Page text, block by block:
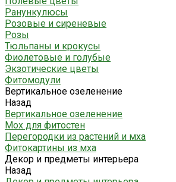
Ранункулюсы
Розовые и сиреневые
Розы
Тюльпаны и крокусы
Фиолетовые и голубые
Экзотические цветы
Фитомодули
Вертикальное озеленение
Назад
Вертикальное озеленение
Мох для фитостен
Перегородки из растений и мха
Фитокартины из мха
Декор и предметы интерьера
Назад